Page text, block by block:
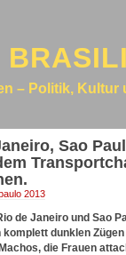
– Politik, Kultur
Sao
2013
de Janeiro und Sao
dunklen
die Frauen